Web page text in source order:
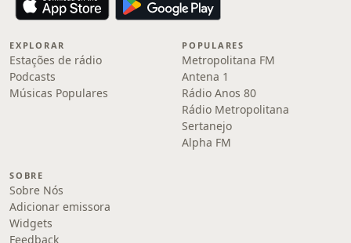
EXPLORAR
Estações de rádio
Podcasts
Músicas Populares
POPULARES
Metropolitana FM
Antena 1
Rádio Anos 80
Rádio Metropolitana
Sertanejo
Alpha FM
SOBRE
Sobre Nós
Adicionar emissora
Widgets
Feedback